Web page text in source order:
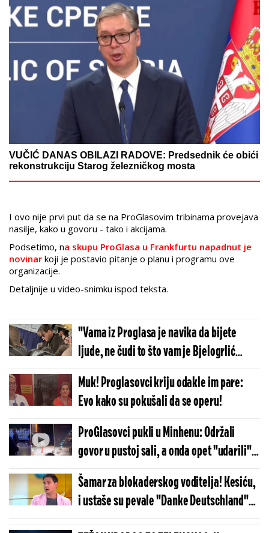
VUČIĆ DANAS OBILAZI RADOVE: Predsednik će obići
rekonstrukciju Starog železničkog mosta
I ovo nije prvi put da se na ProGlasovim tribinama provejava
nasilje, kako u govoru - tako i akcijama.
Podsetimo, na skupu ProGlasa u Frankfurtu napadnut je
novinar koji je postavio pitanje o planu i programu ove
organizacije.
Detaljnije u video-snimku ispod teksta.
"Vama iz Proglasa je navika da bijete
ljude, ne čudi to što vam je Bjelogrlić
član": Usijale se mreže posle napada u
Frankfurtu
Muk! Proglasovci kriju odakle im pare:
Evo kako su pokušali da se operu!
ProGlasovci pukli u Minhenu: Održali
govor u pustoj sali, a onda opet "udarili"
na novinara! (VIDEO)
Šamar za blokaderskog voditelja! Kesiću,
i ustaše su pevale "Danke Deutschland"
(VIDEO)